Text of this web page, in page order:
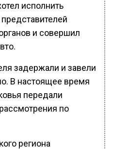
исполнить
и совершил
задержали и завели
В настоящее время
передали
по
региона